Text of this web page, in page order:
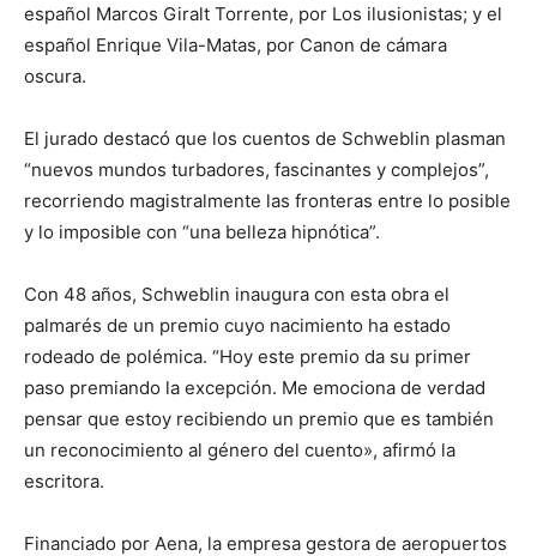
español Marcos Giralt Torrente, por Los ilusionistas; y el
español Enrique Vila-Matas, por Canon de cámara
oscura.
El jurado destacó que los cuentos de Schweblin plasman
“nuevos mundos turbadores, fascinantes y complejos”,
recorriendo magistralmente las fronteras entre lo posible
y lo imposible con “una belleza hipnótica”.
Con 48 años, Schweblin inaugura con esta obra el
palmarés de un premio cuyo nacimiento ha estado
rodeado de polémica. “Hoy este premio da su primer
paso premiando la excepción. Me emociona de verdad
pensar que estoy recibiendo un premio que es también
un reconocimiento al género del cuento», afirmó la
escritora.
Financiado por Aena, la empresa gestora de aeropuertos